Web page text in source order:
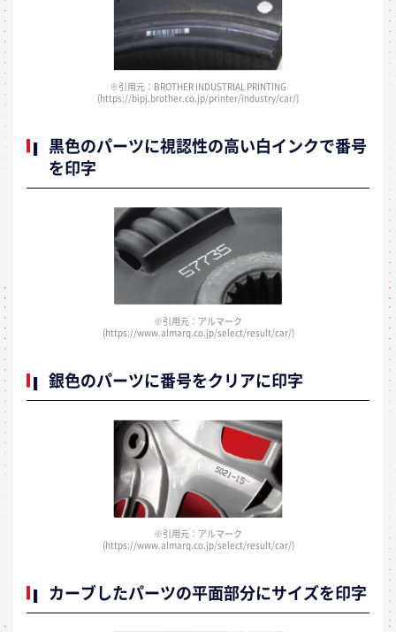
※引用元：BROTHER INDUSTRIAL PRINTING
(https://bipj.brother.co.jp/printer/industry/car/)
黒色のパーツに視認性の高い白インクで番号
を印字
※引用元：アルマーク
(https://www.almarq.co.jp/select/result/car/)
銀色のパーツに番号をクリアに印字
※引用元：アルマーク
(https://www.almarq.co.jp/select/result/car/)
カーブしたパーツの平面部分にサイズを印字